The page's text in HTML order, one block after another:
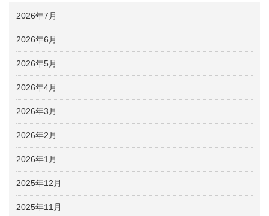
2026年7月
2026年6月
2026年5月
2026年4月
2026年3月
2026年2月
2026年1月
2025年12月
2025年11月